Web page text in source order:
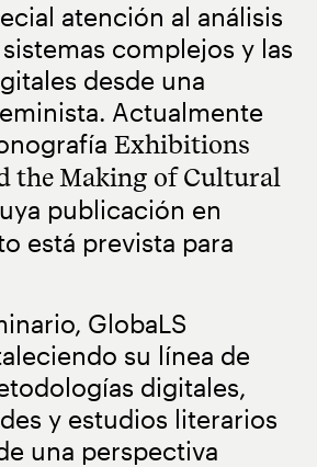
atención al análisis
complejos y las
desde una
Actualmente
Exhibitions
the Making of Cultural
publicación en
está prevista para
GlobaLS
su línea de
digitales,
y estudios literarios
una perspectiva